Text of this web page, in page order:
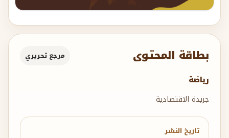
بطاقة المحتوى مرجع تحريري
رياضة
جريدة الاقتصادية
تاريخ النشر